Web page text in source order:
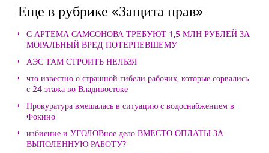
Еще в рубрике «Защита прав»
С АРТЕМА САМСОНОВА ТРЕБУЮТ 1,5 МЛН РУБЛЕЙ ЗА
МОРАЛЬНЫЙ ВРЕД ПОТЕРПЕВШЕМУ
АЭС ТАМ СТРОИТЬ НЕЛЬЗЯ
что известно о страшной гибели рабочих, которые сорвались
с 24 этажа во Владивостоке
Прокуратура вмешалась в ситуацию с водоснабжением в
Фокино
избиение и УГОЛОВное дело ВМЕСТО ОПЛАТЫ ЗА
ВЫПОЛЕННУЮ РАБОТУ?